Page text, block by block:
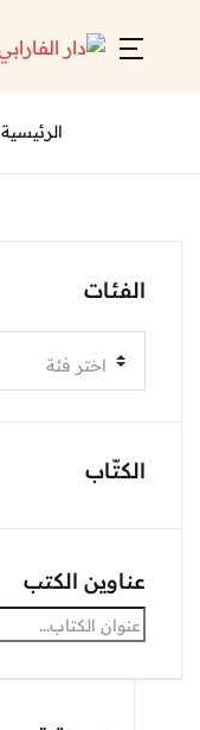
الرئيسية
الفئات
اختر فئة
الكتّاب
عناوين الكتب